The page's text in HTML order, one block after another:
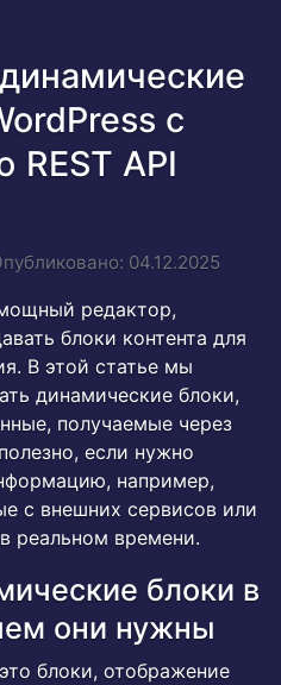
с
API
04.12.2025
редактор,
блоки контента для
В этой статье мы
динамические блоки,
получаемые через
если нужно
например,
с внешних сервисов или
реальном времени.
блоки в
они нужны
блоки, отображение